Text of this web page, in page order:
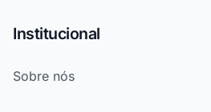
Institucional
Sobre nós